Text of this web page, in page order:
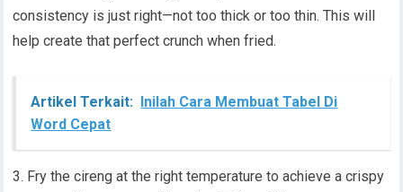
consistency is just right—not too thick or too thin. This will
help create that perfect crunch when fried.
Artikel Terkait: Inilah Cara Membuat Tabel Di
Word Cepat
3. Fry the cireng at the right temperature to achieve a crispy